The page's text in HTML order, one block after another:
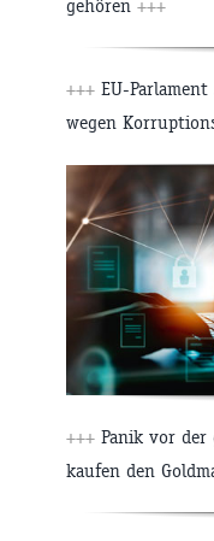
gehören +++
+++ EU-
wegen
+++ Panik vor der
kaufen den